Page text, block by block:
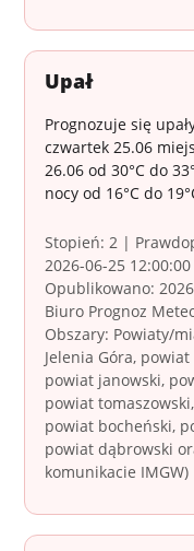
Upał
Prognozuje się
czwartek 25.06
26.06 od 30°C do
nocy od 16°C do
Stopień: 2 |
2026-06-25
Opublikowano:
Biuro Prognoz
Obszary: Powiaty/
Jelenia Góra,
powiat janowski,
powiat
powiat bocheński,
powiat dąbrowski
komunikacie IMGW)